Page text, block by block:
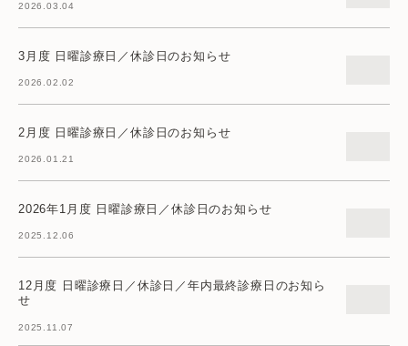
2026.03.04
3月度 日曜診療日／休診日のお知らせ
2026.02.02
2月度 日曜診療日／休診日のお知らせ
2026.01.21
2026年1月度 日曜診療日／休診日のお知らせ
2025.12.06
12月度 日曜診療日／休診日／年内最終診療日のお知ら
せ
2025.11.07